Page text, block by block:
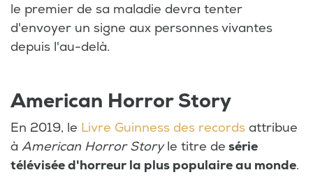
le premier de sa maladie devra tenter
d'envoyer un signe aux personnes vivantes
depuis l'au-delà.
American Horror Story
En 2019, le Livre Guinness des records attribue
à American Horror Storyle titre de série
télévisée d'horreur la plus populaire au monde.